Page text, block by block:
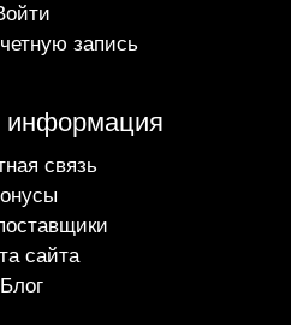
запись
информация
связь
сайта
Блог